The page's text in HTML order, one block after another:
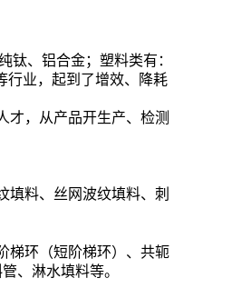
钛、铝合金；塑料类有：
行业，起到了增效、降耗
才，从产品开生产、检测
填料、丝网波纹填料、刺
梯环（短阶梯环）、共轭
、淋水填料等。